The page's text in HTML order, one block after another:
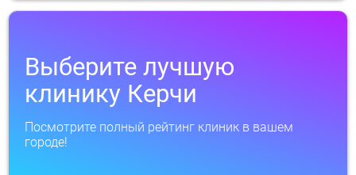
Выберите лучшую
клинику Керчи
Посмотрите полный рейтинг клиник в вашем
городе!